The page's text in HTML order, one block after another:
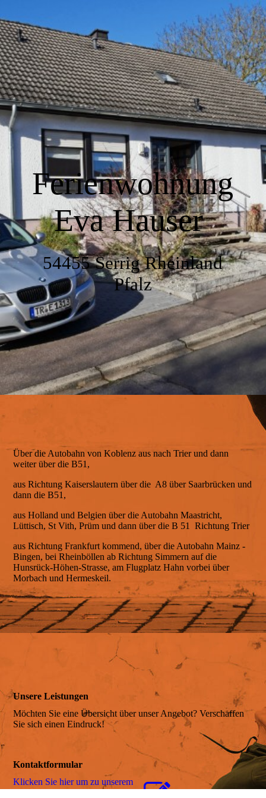
Ferienwohnung
Eva Hauser
54455 Serrig Rheinland
Pfalz
Über die Autobahn von Koblenz aus nach Trier und dann
weiter über die B51,
aus Richtung Kaiserslautern über die A8 über Saarbrücken und
dann die B51,
aus Holland und Belgien über die Autobahn Maastricht,
Lüttisch, St Vith, Prüm und dann über die B 51 Richtung Trier
aus Richtung Frankfurt kommend, über die Autobahn Mainz -
Bingen, bei Rheinböllen ab Richtung Simmern auf die
Hunsrück-Höhen-Strasse, am Flugplatz Hahn vorbei über
Morbach und Hermeskeil.
Unsere Leistungen
Möchten Sie eine Übersicht über unser Angebot? Verschaffen
Sie sich einen Eindruck!
Kontaktformular
Klicken Sie hier um zu unserem
Kon­takt­for­mu­lar zu kommen
Home
Wir über uns
Wohnen
Schlafen
Bad
Der Garten
Ausstattung
Impressionen
Service
Anreise
Belegungsplan